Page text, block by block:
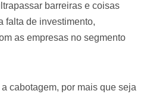
barreiras e coisas
falta de investimento,
as empresas no segmento
cabotagem, por mais que seja